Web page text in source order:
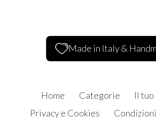
Made in Italy &
Home Categorie
Il
Privacy e Cookies